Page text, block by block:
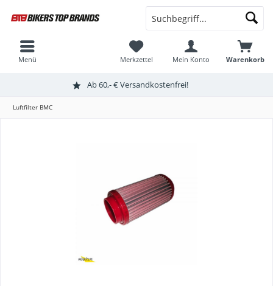
Ab 60,- € Versandkostenfrei!
Warenkorb
Merkzettel Mein Konto
Menü
Luftfilter BMC